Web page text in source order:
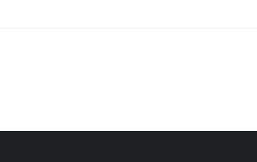
il secondo weekend di agosto apre il cuore dell’estate